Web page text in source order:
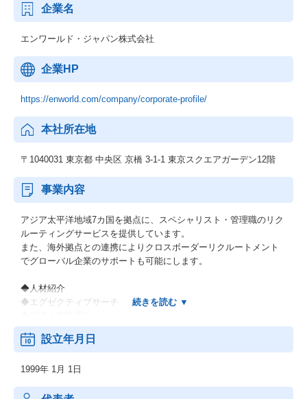
企業名
エンワールド・ジャパン株式会社
企業HP
https://enworld.com/company/corporate-profile/
本社所在地
〒1040031 東京都 中央区 京橋 3-1-1 東京スクエアガーデン12階
事業内容
アジア太平洋地域7カ国を拠点に、スペシャリスト・管理職のリク
ルーティングサービスを提供しています。
また、海外拠点との連携によりクロスボーダーリクルートメント
でグローバル企業のサポートも可能にします。
◆人材紹介
◆エグゼクティブサーチ
◆採用代行サービス（RPO）
◆エンジャパングループと連携した人材支援サービス
設立年月日
1999年 1月 1日